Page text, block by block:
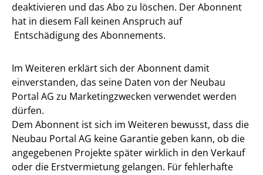
deaktivieren und das Abo zu löschen. Der Abonnent
hat in diesem Fall keinen Anspruch auf
Entschädigung des Abonnements.
Im Weiteren erklärt sich der Abonnent damit
einverstanden, das seine Daten von der Neubau
Portal AG zu Marketingzwecken verwendet werden
dürfen.
Dem Abonnent ist sich im Weiteren bewusst, dass die
Neubau Portal AG keine Garantie geben kann, ob die
angegebenen Projekte später wirklich in den Verkauf
oder die Erstvermietung gelangen. Für fehlerhafte